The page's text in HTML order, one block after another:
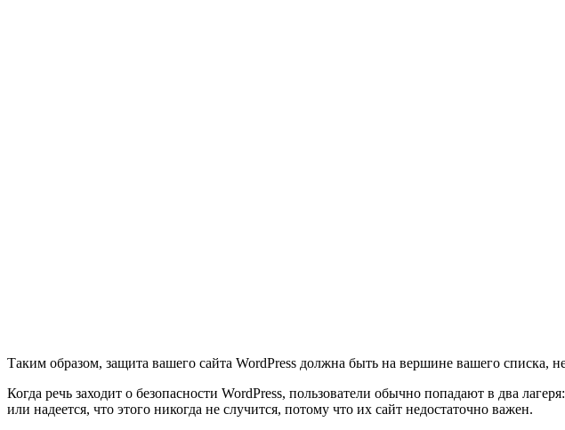
Таким образом, защита вашего сайта WordPress должна быть на вершине вашего списка,
Когда речь заходит о безопасности WordPress, пользователи обычно попадают в два
или надеется, что этого никогда не случится, потому что их сайт недостаточно важен.